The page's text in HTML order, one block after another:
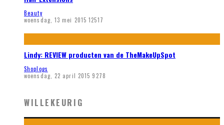
Beauty
woensdag, 13 mei 2015 12517
Lindy: REVIEW producten van de TheMakeUpSpot
Shoplogs
woensdag, 22 april 2015 9278
WILLEKEURIG